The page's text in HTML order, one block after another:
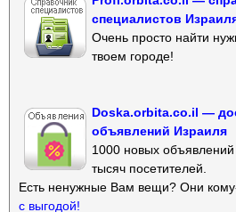
специалистов
Очень просто найти
твоем городе!
Doska.orbita.co.il —
объявлений Израиля
1000 новых
тысяч посетителей.
Есть ненужные Вам вещи? Они
с выгодой!